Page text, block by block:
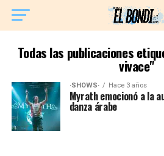
Todas las publicaciones
vivace"
·SHOWS· Hace 3 años
Myrath emocionó a la
danza árabe